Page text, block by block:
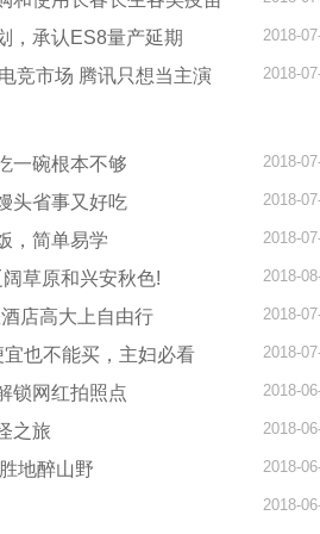
，承认ES8量产延期 2018-
竞市场 腾讯只想当主演 2018-
一碗根本不够
2018-
头省事又好吃 2018-
，简单易学 2018-
草原和兴安秋色! 2018-
店高大上自由行 2018-
也不能买，主妇必看 2018-
锁网红拍照点 2018-
之旅 2018-
地醉山野 2018-
2018-